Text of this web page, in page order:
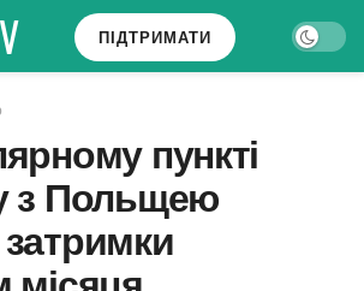
ПІДТРИМАТИ
пункті
з Польщею